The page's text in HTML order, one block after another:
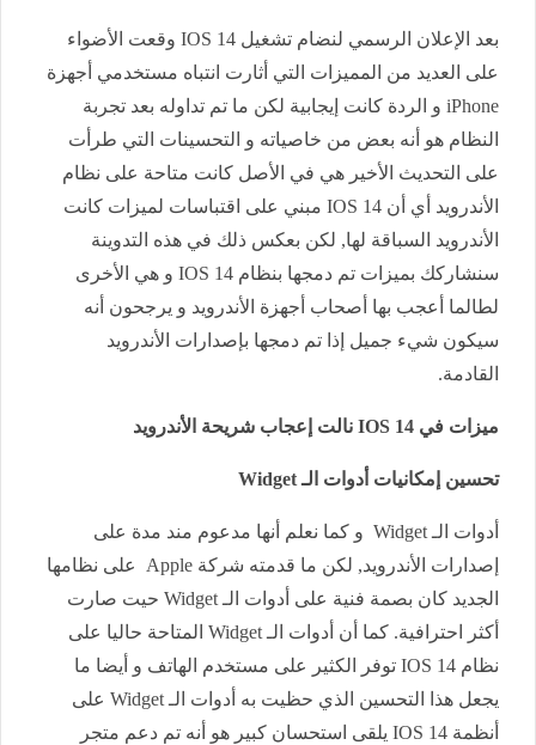
بعد الإعلان الرسمي لنضام تشغيل IOS 14 وقعت الأضواء
على العديد من المميزات التي أثارت انتباه مستخدمي أجهزة
iPhone و الردة كانت إيجابية لكن ما تم تداوله بعد تجربة
النظام هو أنه بعض من خاصياته و التحسينات التي طرأت
على التحديث الأخير هي في الأصل كانت متاحة على نظام
الأندرويد أي أن IOS 14 مبني على اقتباسات لميزات كانت
الأندرويد السباقة لها, لكن بعكس ذلك في هذه التدوينة
سنشاركك بميزات تم دمجها بنظام IOS 14 و هي الأخرى
لطالما أعجب بها أصحاب أجهزة الأندرويد و يرجحون أنه
سيكون شيء جميل إذا تم دمجها بإصدارات الأندرويد
القادمة.
ميزات في IOS 14 نالت إعجاب شريحة الأندرويد
تحسين إمكانيات أدوات الـ Widget
أدوات الـ Widget و كما نعلم أنها مدعوم مند مدة على
إصدارات الأندرويد, لكن ما قدمته شركة Apple على نظامها
الجديد كان بصمة فنية على أدوات الـ Widget حيت صارت
أكثر احترافية. كما أن أدوات الـ Widget المتاحة حاليا على
نظام IOS 14 توفر الكثير على مستخدم الهاتف و أيضا ما
يجعل هذا التحسين الذي حظيت به أدوات الـ Widget على
أنظمة IOS 14 يلقى استحسان كبير هو أنه تم دعم متجر